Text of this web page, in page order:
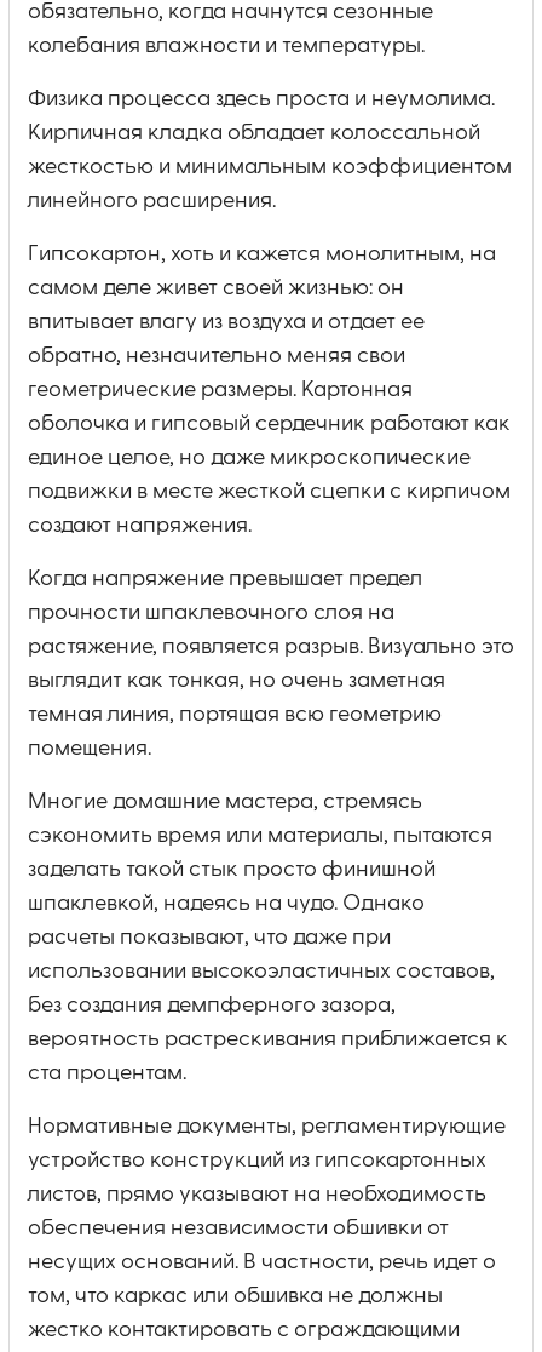
обязательно, когда начнутся сезонные
колебания влажности и температуры.
Физика процесса здесь проста и неумолима.
Кирпичная кладка обладает колоссальной
жесткостью и минимальным коэффициентом
линейного расширения.
Гипсокартон, хоть и кажется монолитным, на
самом деле живет своей жизнью: он
впитывает влагу из воздуха и отдает ее
обратно, незначительно меняя свои
геометрические размеры. Картонная
оболочка и гипсовый сердечник работают как
единое целое, но даже микроскопические
подвижки в месте жесткой сцепки с кирпичом
создают напряжения.
Когда напряжение превышает предел
прочности шпаклевочного слоя на
растяжение, появляется разрыв. Визуально это
выглядит как тонкая, но очень заметная
темная линия, портящая всю геометрию
помещения.
Многие домашние мастера, стремясь
сэкономить время или материалы, пытаются
заделать такой стык просто финишной
шпаклевкой, надеясь на чудо. Однако
расчеты показывают, что даже при
использовании высокоэластичных составов,
без создания демпферного зазора,
вероятность растрескивания приближается к
ста процентам.
Нормативные документы, регламентирующие
устройство конструкций из гипсокартонных
листов, прямо указывают на необходимость
обеспечения независимости обшивки от
несущих оснований. В частности, речь идет о
том, что каркас или обшивка не должны
жестко контактировать с ограждающими